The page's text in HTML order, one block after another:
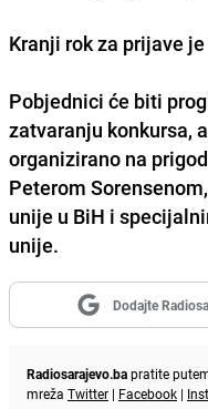
Kranji rok za prijave
Pobjednici će biti
zatvaranju konkursa,
organizirano na
Peterom
unije u BiH i
unije.
Dodajte
Radiosarajevo.bapratite
mreža Twitter | Facebook |